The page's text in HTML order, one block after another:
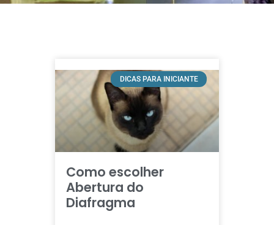
DICAS PARA INICIANTE
Como escolher
Abertura do
Diafragma